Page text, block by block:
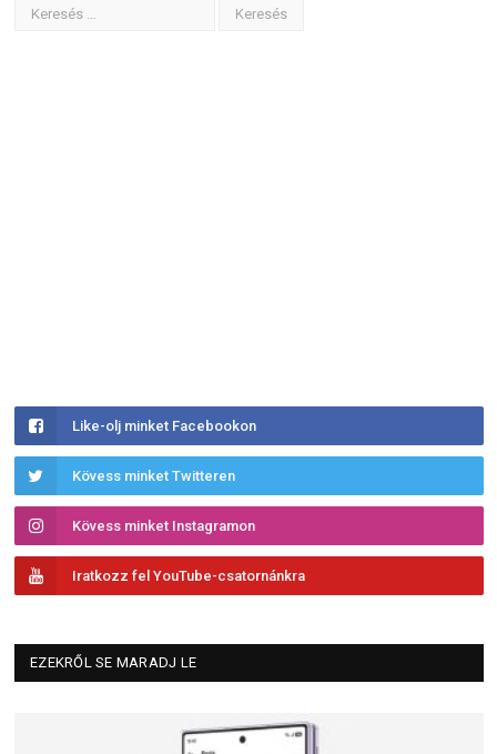
Like-olj minket Facebookon
Kövess minket Twitteren
Kövess minket Instagramon
Iratkozz fel YouTube-csatornánkra
EZEKRŐL SE MARADJ LE